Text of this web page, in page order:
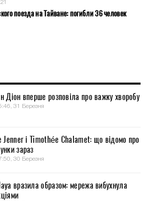
поезда на Тайване: погибли 36 человек
Діон вперше розповіла про важку хворобу
31 Березня
Jenner і Timothée Chalamet: що відомо про
зараз
30 Березня
вразила образом: мережа вибухнула